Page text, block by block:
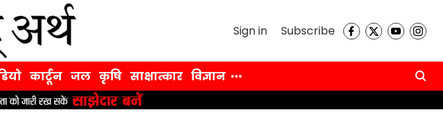
Sign in Subscribe
कार्टून जल कृषि साक्षात्कार विज्ञान